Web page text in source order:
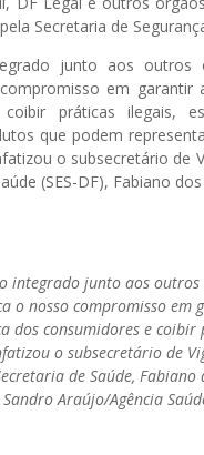
Secretaria de
junto aos outros
em garantir
práticas ilegais,
que podem
o subsecretário de
(SES-DF), Fabiano
integrado junto aos
o nosso compromisso em
dos consumidores e coibir
o subsecretário de
de Saúde, Fabiano
Araújo/Agência